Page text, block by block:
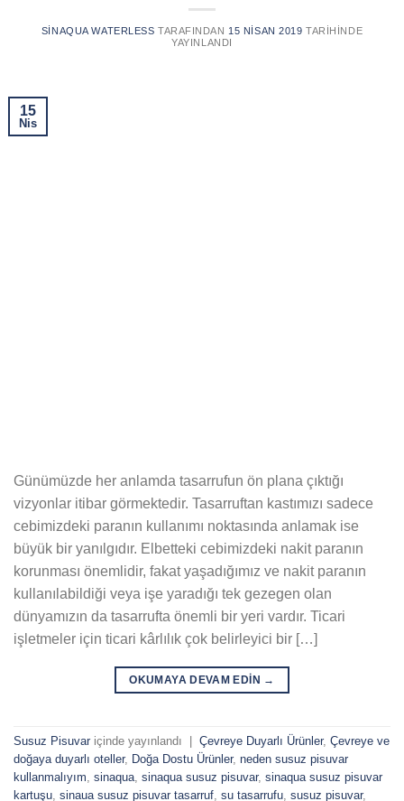
SINAQUA WATERLESS TARAFINDAN 15 NISAN 2019 TARIHINDE
YAYINLANDI
15
Nis
Günümüzde her anlamda tasarrufun ön plana çıktığı
vizyonlar itibar görmektedir. Tasarruftan kastımızı sadece
cebimizdeki paranın kullanımı noktasında anlamak ise
büyük bir yanılgıdır. Elbetteki cebimizdeki nakit paranın
korunması önemlidir, fakat yaşadığımız ve nakit paranın
kullanılabildiği veya işe yaradığı tek gezegen olan
dünyamızın da tasarrufta önemli bir yeri vardır. Ticari
işletmeler için ticari kârlılık çok belirleyici bir […]
OKUMAYA DEVAM EDIN →
Susuz Pisuvar içinde yayınlandı Çevreye Duyarlı Ürünler, Çevreye ve
doğaya duyarlı oteller, Doğa Dostu Ürünler, neden susuz pisuvar
kullanmalıyım sinaqua sinaqua susuz pisuvar, sinaqua susuz pisuvar
kartuşu sinaua susuz pisuvar tasarruf su tasarrufu susuz pisuvar,